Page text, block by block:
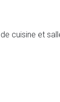
cuisine et